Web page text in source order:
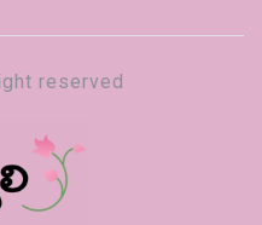
reserved